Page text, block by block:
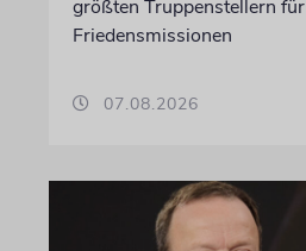
größten Truppenstellern für
Friedensmissionen
07.08.2026